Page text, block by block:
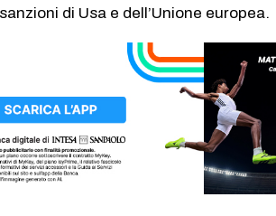
di Usa e dell’Unione europea.